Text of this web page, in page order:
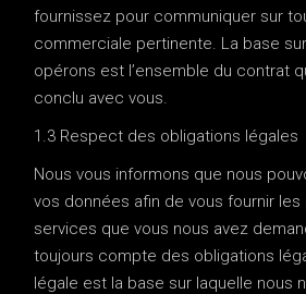
fournissez pour communiquer sur
commerciale pertinente. La base
opérons est l’ensemble du contrat
conclu avec vous.
1.3 Respect des obligations légales
Nous vous informons que nous
vos données afin de vous fournir les
services que vous nous avez
toujours compte des obligations
légale est la base sur laquelle nous